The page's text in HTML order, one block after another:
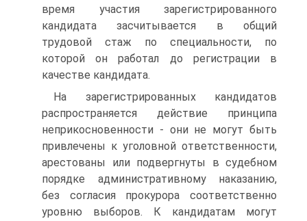
время участия зарегистрированного
кандидата засчитывается в общий
трудовой стаж по специальности, по
которой он работал до регистрации в
качестве кандидата.
На зарегистрированных кандидатов
распространяется действие принципа
неприкосновенности - они не могут быть
привлечены к уголовной ответственности,
арестованы или подвергнуты в судебном
порядке административному наказанию,
без согласия прокурора соответственно
уровню выборов. К кандидатам могут